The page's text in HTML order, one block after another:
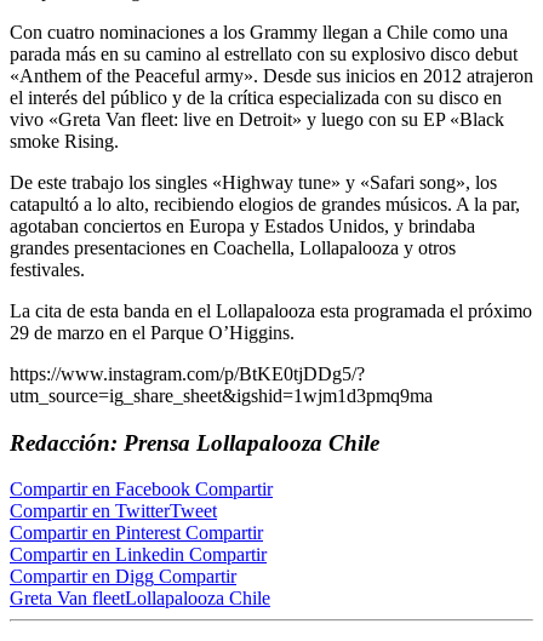
Con cuatro nominaciones a los Grammy llegan a Chile como una
parada más en su camino al estrellato con su explosivo disco debut
«Anthem of the Peaceful army». Desde sus inicios en 2012 atrajeron
el interés del público y de la crítica especializada con su disco en
vivo «Greta Van fleet: live en Detroit» y luego con su EP «Black
smoke Rising.
De este trabajo los singles «Highway tune» y «Safari song», los
catapultó a lo alto, recibiendo elogios de grandes músicos. A la par,
agotaban conciertos en Europa y Estados Unidos, y brindaba
grandes presentaciones en Coachella, Lollapalooza y otros
festivales.
La cita de esta banda en el Lollapalooza esta programada el próximo
29 de marzo en el Parque O’Higgins.
https://www.instagram.com/p/BtKE0tjDDg5/?
utm_source=ig_share_sheet&igshid=1wjm1d3pmq9ma
Redacción: Prensa Lollapalooza Chile
Compartir en Facebook Compartir
Compartir en TwitterTweet
Compartir en Pinterest Compartir
Compartir en Linkedin Compartir
Compartir en Digg Compartir
Greta Van fleetLollapalooza Chile